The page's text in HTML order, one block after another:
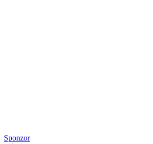
Sponzor